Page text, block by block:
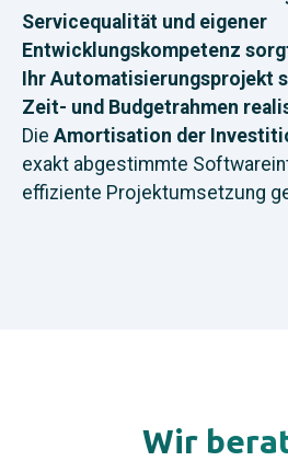
Servicequalität und eigener
Entwicklungskompetenz
Ihr Automatisierungsprojekt
Zeit- und Budgetrahmen
Die Amortisation der
exakt abgestimmte
effiziente Projektumsetzung
Wir